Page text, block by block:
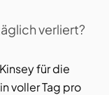
verliert?
für die
voller Tag pro